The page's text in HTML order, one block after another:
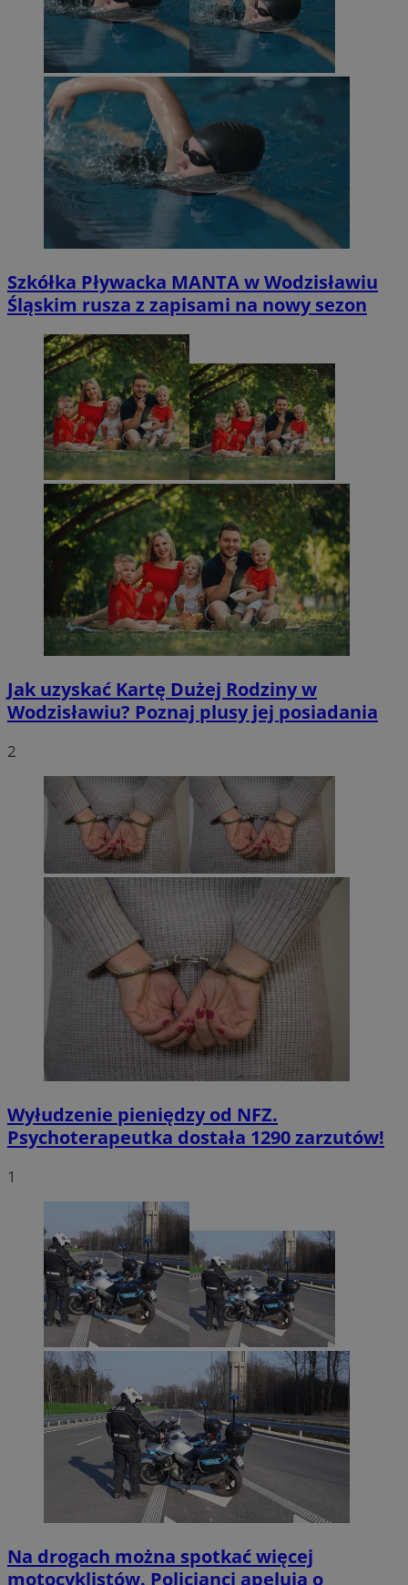
Szkółka Pływacka MANTA w Wodzisławiu
Śląskim rusza z zapisami na nowy sezon
Jak uzyskać Kartę Dużej Rodziny w
Wodzisławiu? Poznaj plusy jej posiadania
2
Wyłudzenie pieniędzy od NFZ.
Psychoterapeutka dostała 1290 zarzutów!
1
Na drogach można spotkać więcej
motocyklistów. Policjanci apelują o